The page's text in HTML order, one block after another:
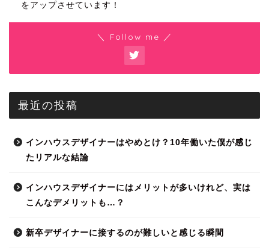
をアップさせています！
＼ Follow me ／
最近の投稿
インハウスデザイナーはやめとけ？10年働いた僕が感じ
たリアルな結論
インハウスデザイナーにはメリットが多いけれど、実は
こんなデメリットも…？
新卒デザイナーに接するのが難しいと感じる瞬間